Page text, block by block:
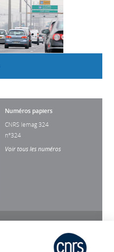
Numéros papiers
CNRS lemag 324
n°324
Voir tous les numéros